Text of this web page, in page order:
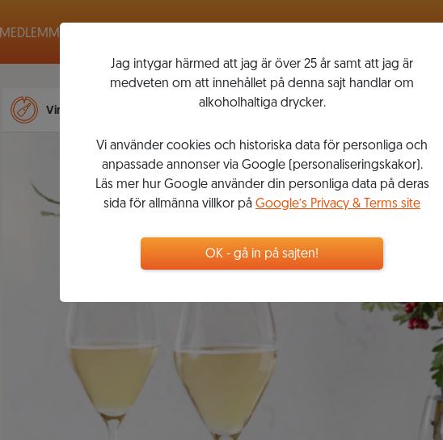
MEDLEMMAR
Vinkompassen
Jag intygar härmed att jag är över 25 år samt att jag är
medveten om att innehållet på denna sajt handlar om
alkoholhaltiga drycker.
Vi använder cookies och historiska data för personliga och
anpassade annonser via Google (personaliseringskakor).
Läs mer hur Google använder din personliga data på deras
sida för allmänna villkor på Google’s Privacy & Terms site
OK - gå in på sajten!